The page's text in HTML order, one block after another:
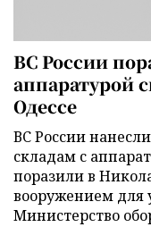
ВС России
аппаратурой
Одессе
ВС России
складам с
поразили в
вооружением для
Министерство